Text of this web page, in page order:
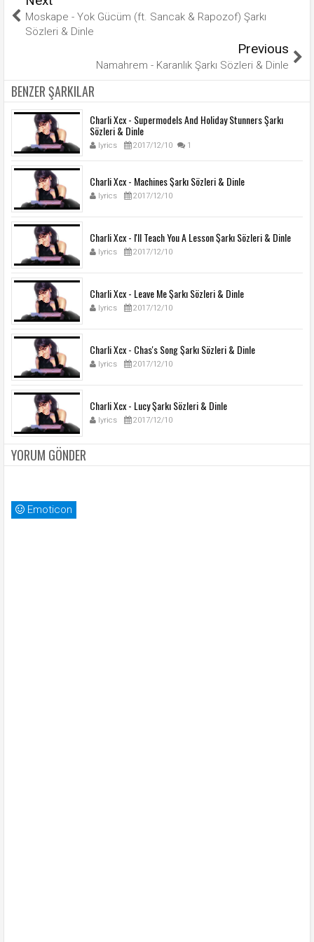
Moskape - Yok Gücüm (ft. Sancak & Rapozof) Şarkı
Sözleri & Dinle
Previous
Namahrem - Karanlık Şarkı Sözleri & Dinle
BENZER ŞARKILAR
Charli Xcx - Supermodels And Holiday Stunners Şarkı
Sözleri & Dinle
lyrics 2017/12/10 1
Charli Xcx - Machines Şarkı Sözleri & Dinle
lyrics 2017/12/10
Charli Xcx - I'll Teach You A Lesson Şarkı Sözleri & Dinle
lyrics 2017/12/10
Charli Xcx - Leave Me Şarkı Sözleri & Dinle
lyrics 2017/12/10
Charli Xcx - Chas's Song Şarkı Sözleri & Dinle
lyrics 2017/12/10
Charli Xcx - Lucy Şarkı Sözleri & Dinle
lyrics 2017/12/10
YORUM GÖNDER
Emoticon